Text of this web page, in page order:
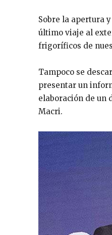
Sobre la apertura
último viaje al
frigoríficos de
Tampoco se
presentar un
elaboración de un
Macri.